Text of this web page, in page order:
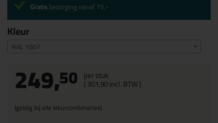
Kleur
RAL 1007
249,50 per stuk
(301,90incl. BTW )
(geldig bij alle kleurcombinaties)
Gratisbezorging vanaf 75,-